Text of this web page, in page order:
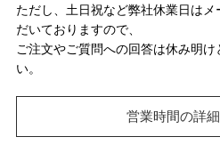
ただし、土日祝など弊社休業日は
だいておりますので、
ご注文やご質問への回答は休み明
い。
営業時間の詳